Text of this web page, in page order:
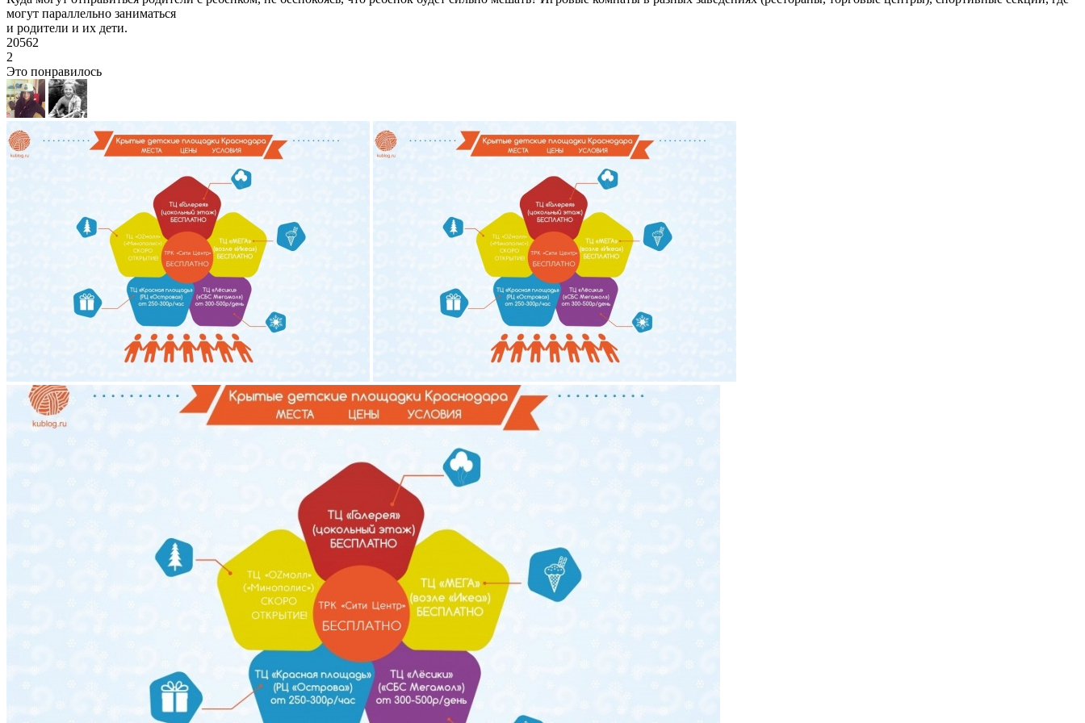
могут параллельно заниматься
и родители и их дети.
20562
2
Это понравилось